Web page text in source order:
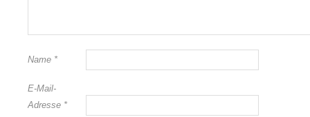
Name *
E-Mail-
Adresse *